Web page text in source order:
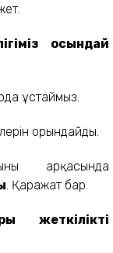
осындай
ұстаймыз.
орындайды.
арқасында
. Қаражат бар.
жеткілікті